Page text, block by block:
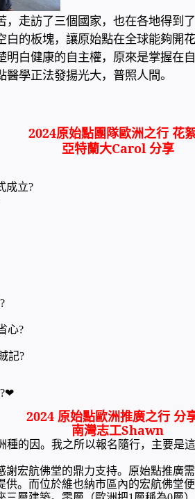
走訪了三個國家，也在各地得到
的板塊，讓原始點在全球能夠開
白健康的自主權，原來是掌握在
學正法發揚光大，普照人間。
2024原始點團隊歐洲之行 花
亞特蘭大Carol 分享
成立?
?
心?
記?
❤
2024 原始點歐洲推廣之行 分
南灣志工Shawn
種的因。我之所以報名隨行，主要是
宏航佛堂的鼎力支持。原始點推廣
。而位於維也納市區內的宏航佛堂